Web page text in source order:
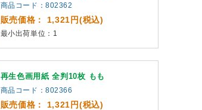
商品コード：802362
販売価格： 1,321円(税込)
最小出荷単位：1
再生色画用紙 全判10枚 もも
商品コード：802366
販売価格： 1,321円(税込)